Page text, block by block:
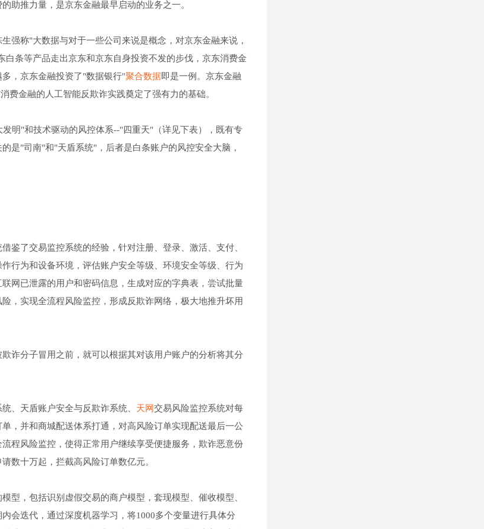
助推力量，是京东金融最早启动的业务之一。
强称"大数据与对于一些公司来说是概念，对京东金融来说，
条等产品走出京东和京东自身投资不发的步伐，京东消费金
，京东金融投资了"数据银行"聚合数据即是一例。京东金融
费金融的人工智能反欺诈实践奠定了强有力的基础。
明"和技术驱动的风控体系--"四重天"（详见下表），既有专
是"司南"和"天盾系统"，后者是白条账户的风控安全大脑，
鉴了交易监控系统的经验，针对注册、登录、激活、支付、
行为和设备环境，评估账户安全等级、环境安全等级、行为
网已泄露的用户和密码信息，生成对应的字典表，尝试批量
，实现全流程风险监控，形成反欺诈网络，极大地推升坏用
诈分子冒用之前，就可以根据其对该用户账户的分析将其分
、天盾账户安全与反欺诈系统、 天网交易风险监控系统对每
，并和商城配送体系打通，对高风险订单实现配送最后一公
程风险监控，使得正常用户继续享受便捷服务，欺诈恶意份
数十万起，拦截高风险订单数亿元。
型，包括识别虚假交易的商户模型，套现模型、催收模型、
会迭代，通过深度机器学习，将1000多个变量进行具体分